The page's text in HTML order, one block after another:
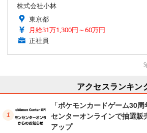
株式会社小林
東京都
月給31万1,300円～60万円
正社員
アクセスランキン
「ポケモンカードゲーム30
センターオンラインで抽選販
アップ